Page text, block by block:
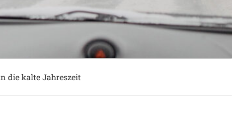
die kalte Jahreszeit